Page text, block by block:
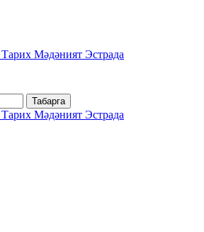
Тарих Мәдәният Эстрада
Табарга
Тарих Мәдәният Эстрада